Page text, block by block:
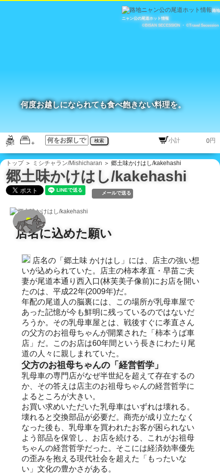
路地
ニャン公の尾道ホット情報
©BISAN SECESSION
・ ©Travel Secession
検索 円
何度お越しになられても食べ飽きない料理を。
トップ＞ ミシチャラン/Mishicharan ＞ 郷土味かけはし/kakehashi
郷土味かけはし/kakehashi
メールで送る
店名に込めた願い
店名の「郷土味 かけはし」には、店主の強い想
いが込められていた。店主の柿本孝直・早苗ご夫
妻が尾道本通り西入口(林芙美子像前)にお店を開い
たのは、平成22年(2009年)だ。
年配の尾道人の脳裏には、この場所が乳母車屋で
あった記憶が今も鮮明に残っているのではないだ
ろうか。その乳母車屋とは、戦後すぐに孝直さん
の父方のお祖母ちゃんが開業された「柿本うば車
店」だ。このお店は60年間という長きにわたり尾
道の人々に親しまれていた。
父方のお祖母ちゃんの「経営哲学」
乳母車の専門店がなぜ半世紀を超えて存在するの
か、その答えは店主のお祖母ちゃんの経営哲学に
よるところが大きい。
お買い求めいただいた乳母車はいずれは壊れる。
壊れると交換部品が必要だ。商売が成り立たなく
なった後も、乳母車を買われたお客が困られない
よう部品を保管し、お店を続ける、これがお祖母
ちゃんの経営哲学だった。そこには経済効率優先
の歪みを抱える現代社会を超えた「もったいな
い」文化の豊かさがある。